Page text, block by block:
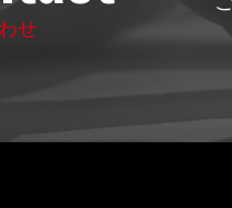
せ